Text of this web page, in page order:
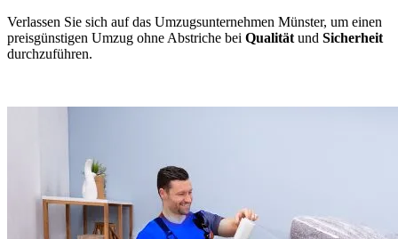
Verlassen Sie sich auf das Umzugsunternehmen Münster, um einen
preisgünstigen Umzug ohne Abstriche bei Qualität und Sicherheit
durchzuführen.